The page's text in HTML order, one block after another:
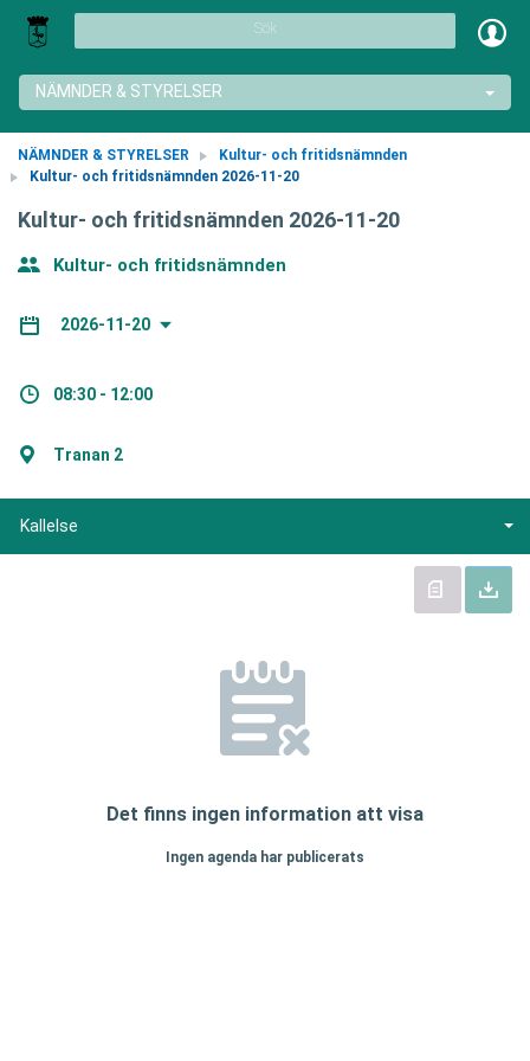
Sök
NÄMNDER & STYRELSER
NÄMNDER & STYRELSER
Kultur- och fritidsnämnden
Kultur- och fritidsnämnden 2026-11-20
Kultur- och fritidsnämnden 2026-11-20
Kultur- och fritidsnämnden
2026-11-20
08:30 - 12:00
Tranan 2
Kallelse
Det finns ingen information att visa
Ingen agenda har publicerats